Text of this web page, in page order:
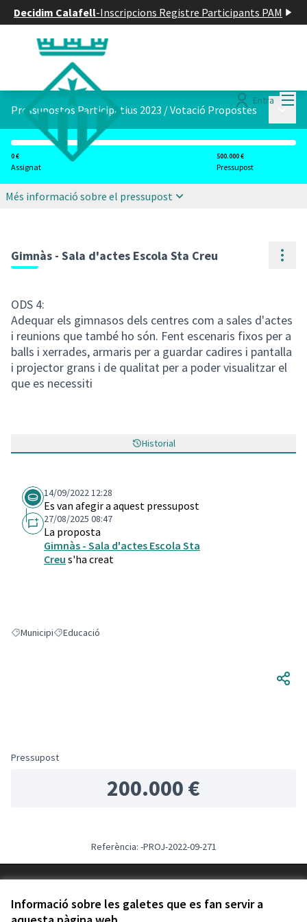
Informació sobre les galetes que es fan servir a
Decidim Calafell-Inscripcions Registre Participants PAM
Entra
Pressupostos Participatius 2023 /Votació Propostes
0 €
Assignat
500.000 €
Pressupost
Més informació sobre el pressupost
Gimnàs - Sala d'actes Escola Sta Creu
ODS 4:
Adequar els gimnasos dels centres com a sales d'actes
i reunions que també ho són. Fent escenaris fixos per a
balls i xerrades, armaris per a guardar cadires i pantalla
i projector grans i de qualitat per a poder visualitzar el
que es necessiti
Historial
14/09/2022 12:28
Es van afegir a aquest pressupost
27/08/2025 08:47
La proposta
Gimnàs - Sala d'actes Escola Sta
Creu s'ha creat
Resultats en filtrar per: Municipi
MunicipiResultats en filtrar per: Educació
Educació
Pressupost
200.000 €
Referència: -PROJ-2022-09-271
Configuració de les galetes
Decidim Calafell a X
Decidim Calafell a Facebook
Decidim Calafell a YouTube
Decidim Calafell a GitHub